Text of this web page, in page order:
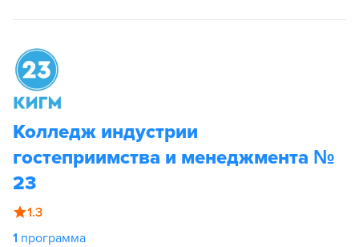
Колледж индустрии
гостеприимства и менеджмента №
23
1.3
1 программа